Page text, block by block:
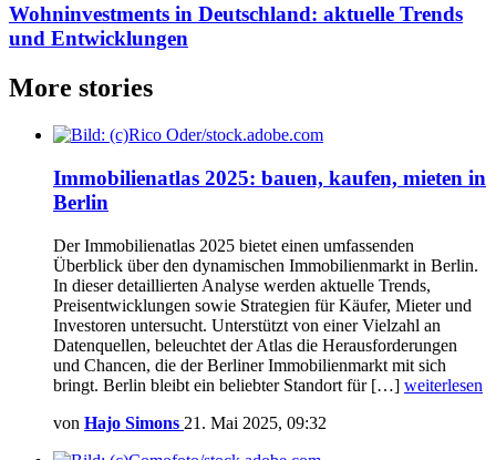
Wohninvestments in Deutschland: aktuelle Trends
und Entwicklungen
More stories
Immobilienatlas 2025: bauen, kaufen, mieten in
Berlin
Der Immobilienatlas 2025 bietet einen umfassenden
Überblick über den dynamischen Immobilienmarkt in Berlin.
In dieser detaillierten Analyse werden aktuelle Trends,
Preisentwicklungen sowie Strategien für Käufer, Mieter und
Investoren untersucht. Unterstützt von einer Vielzahl an
Datenquellen, beleuchtet der Atlas die Herausforderungen
und Chancen, die der Berliner Immobilienmarkt mit sich
bringt. Berlin bleibt ein beliebter Standort für […] weiterlesen
von Hajo Simons 21. Mai 2025, 09:32